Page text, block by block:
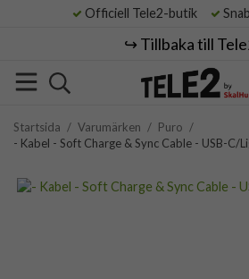
Officiell Tele2-butik
↪️ Tillbaka till
Startsida / Varumärken / Puro /
- Kabel - Soft Charge & Sync Cable - USB-C/